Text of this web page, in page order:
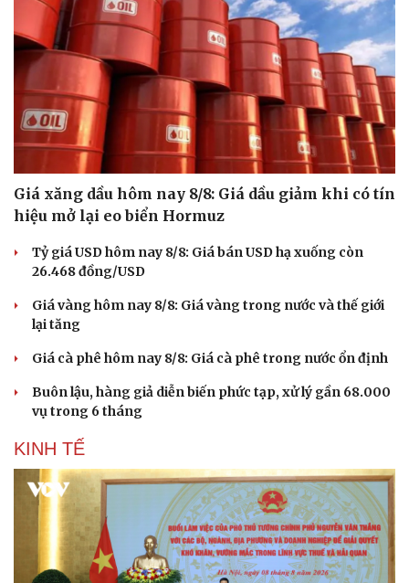
Giá xăng dầu hôm nay 8/8: Giá dầu giảm khi có tín
hiệu mở lại eo biển Hormuz
Tỷ giá USD hôm nay 8/8: Giá bán USD hạ xuống còn
26.468 đồng/USD
Giá vàng hôm nay 8/8: Giá vàng trong nước và thế giới
lại tăng
Giá cà phê hôm nay 8/8: Giá cà phê trong nước ổn định
Buôn lậu, hàng giả diễn biến phức tạp, xử lý gần 68.000
vụ trong 6 tháng
KINH TẾ